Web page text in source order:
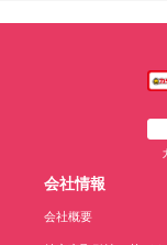
会社情報
会社概要